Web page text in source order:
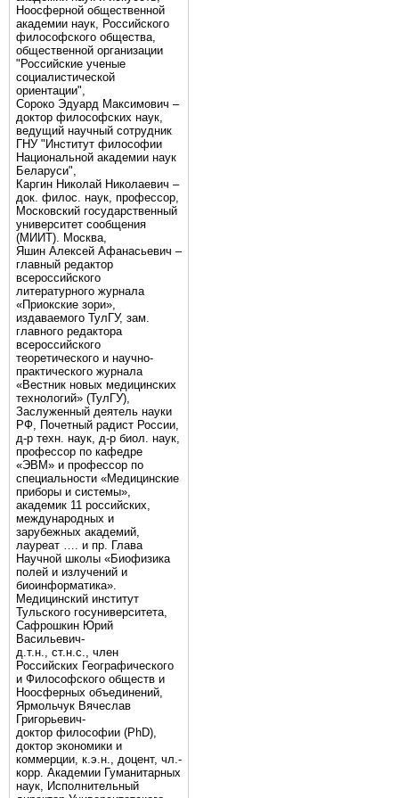
Ноосферной общественной
академии наук, Российского
философского общества,
общественной организации
"Российские ученые
социалистической
ориентации",
Сороко Эдуард Максимович –
доктор философских наук,
ведущий научный сотрудник
ГНУ "Институт философии
Национальной академии наук
Беларуси",
Каргин Николай Николаевич –
док. филос. наук, профессор,
Московский государственный
университет сообщения
(МИИТ). Москва,
Яшин Алексей Афанасьевич –
главный редактор
всероссийского
литературного журнала
«Приокские зори»,
издаваемого ТулГУ, зам.
главного редактора
всероссийского
теоретического и научно-
практического журнала
«Вестник новых медицинских
технологий» (ТулГУ),
Заслуженный деятель науки
РФ, Почетный радист России,
д-р техн. наук, д-р биол. наук,
профессор по кафедре
«ЭВМ» и профессор по
специальности «Медицинские
приборы и системы»,
академик 11 российских,
международных и
зарубежных академий,
лауреат …. и пр. Глава
Научной школы «Биофизика
полей и излучений и
биоинформатика».
Медицинский институт
Тульского госуниверситета,
Сафрошкин Юрий
Васильевич-
д.т.н., ст.н.с., член
Российских Географического
и Философского обществ и
Ноосферных объединений,
Ярмольчук Вячеслав
Григорьевич-
доктор философии (PhD),
доктор экономики и
коммерции, к.э.н., доцент, чл.-
корр. Академии Гуманитарных
наук, Исполнительный